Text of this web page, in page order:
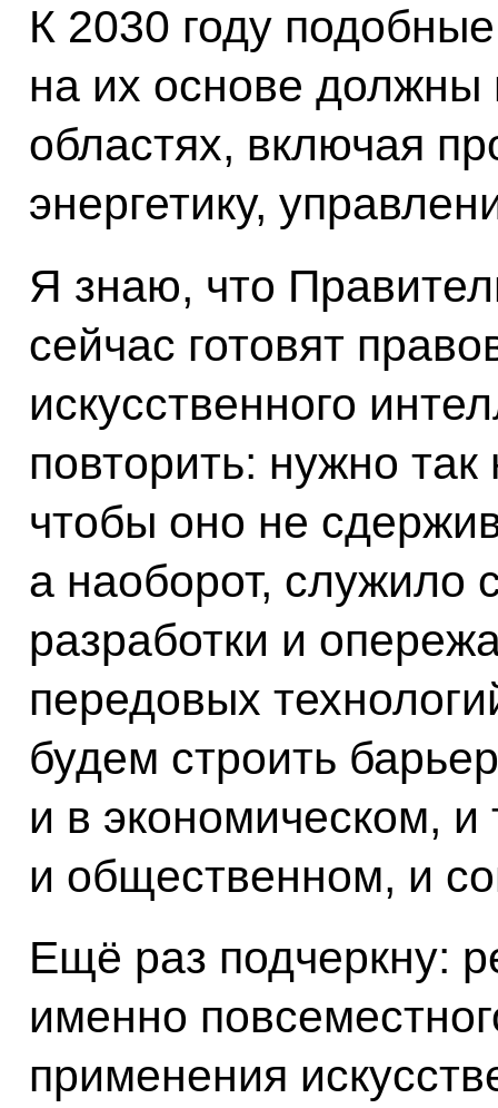
К 2030 году
на их основе должны
областях, включая
энергетику,
Я знаю, что
сейчас готовят
искусственного
повторить: нужно
чтобы оно не
а наоборот, служило
разработки и
передовых
будем строить
и в экономическом, и
и общественном, и
Ещё раз подчеркну:
именно
применения